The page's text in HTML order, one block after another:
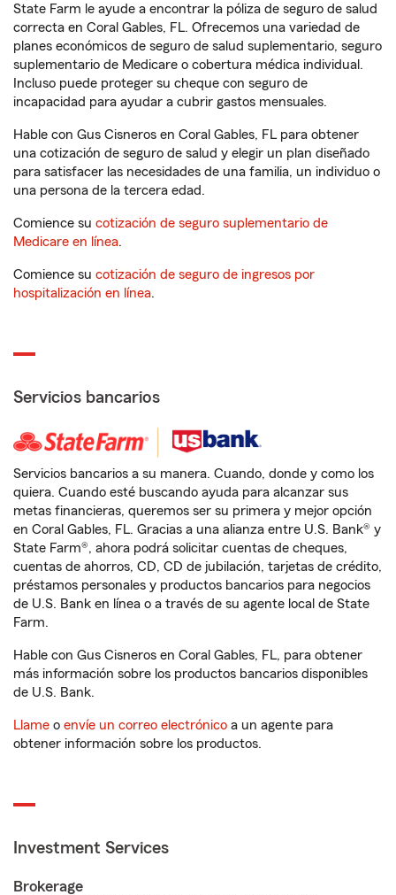
State Farm le ayude a encontrar la póliza de seguro de salud
correcta en Coral Gables, FL. Ofrecemos una variedad de
planes económicos de seguro de salud suplementario, seguro
suplementario de Medicare o cobertura médica individual.
Incluso puede proteger su cheque con seguro de
incapacidad para ayudar a cubrir gastos mensuales.
Hable con Gus Cisneros en Coral Gables, FL para obtener
una cotización de seguro de salud y elegir un plan diseñado
para satisfacer las necesidades de una familia, un individuo o
una persona de la tercera edad.
Comience su cotización de seguro suplementario de
Medicare en línea.
Comience su cotización de seguro de ingresos por
hospitalización en línea.
Servicios bancarios
Servicios bancarios a su manera. Cuando, donde y como los
quiera. Cuando esté buscando ayuda para alcanzar sus
metas financieras, queremos ser su primera y mejor opción
en Coral Gables, FL. Gracias a una alianza entre U.S. Bank® y
State Farm®, ahora podrá solicitar cuentas de cheques,
cuentas de ahorros, CD, CD de jubilación, tarjetas de crédito,
préstamos personales y productos bancarios para negocios
de U.S. Bank en línea o a través de su agente local de State
Farm.
Hable con Gus Cisneros en Coral Gables, FL, para obtener
más información sobre los productos bancarios disponibles
de U.S. Bank.
Llame o envíe un correo electrónico a un agente para
obtener información sobre los productos.
Investment Services
Brokerage